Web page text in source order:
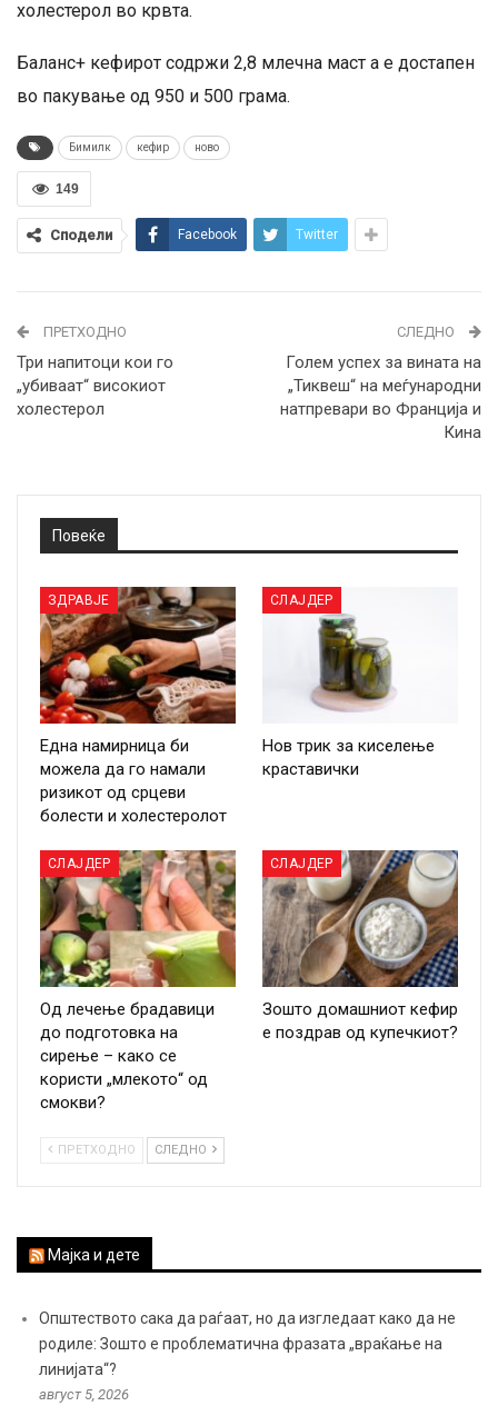
холестерол во крвта.
Баланс+ кефирот содржи 2,8 млечна маст а е достапен
во пакување од 950 и 500 грама.
Бимилк кефир ново
149
Сподели Facebook Twitter
ПРЕТХОДНО
Три напитоци кои го
„убиваат“ високиот
холестерол
СЛЕДНО
Голем успех за вината на
„Тиквеш“ на меѓународни
натпревари во Франција и
Кина
Повеќе
ЗДРАВЈЕ
Една намирница би
можела да го намали
ризикот од срцеви
болести и холестеролот
СЛАЈДЕР
Нов трик за киселење
краставички
СЛАЈДЕР
Од лечење брадавици
до подготовка на
сирење – како се
користи „млекото“ од
смокви?
СЛАЈДЕР
Зошто домашниот кефир
е поздрав од купечкиот?
ПРЕТХОДНО СЛЕДНО
Мајка и дете
Општеството сака да раѓаат, но да изгледаат како да не
родиле: Зошто е проблематична фразата „враќање на
линијата“?
август 5, 2026